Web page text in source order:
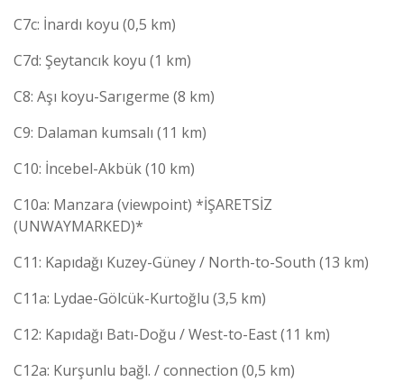
C7c: İnardı koyu (0,5 km)
C7d: Şeytancık koyu (1 km)
C8: Aşı koyu-Sarıgerme (8 km)
C9: Dalaman kumsalı (11 km)
C10: İncebel-Akbük (10 km)
C10a: Manzara (viewpoint) *İŞARETSİZ
(UNWAYMARKED)*
C11: Kapıdağı Kuzey-Güney / North-to-South (13 km)
C11a: Lydae-Gölcük-Kurtoğlu (3,5 km)
C12: Kapıdağı Batı-Doğu / West-to-East (11 km)
C12a: Kurşunlu bağl. / connection (0,5 km)